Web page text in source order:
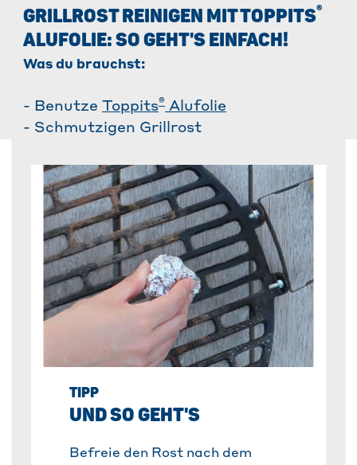
GRILLROST REINIGEN MIT TOPPITS®
ALUFOLIE: SO GEHT'S EINFACH!
Was du brauchst:
- Benutze Toppits® Alufolie
- Schmutzigen Grillrost
TIPP
UND SO GEHT'S
Befreie den Rost nach dem